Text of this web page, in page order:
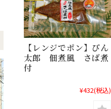
【レンジでポン】ぴん
太郎 佃煮風 さば煮
付
¥432(税込)